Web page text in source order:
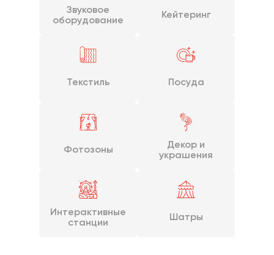
Звуковое
оборудование
Кейтеринг
Текстиль Посуда
Фотозоны
Декор и
украшения
Интерактивные
станции
Шатры